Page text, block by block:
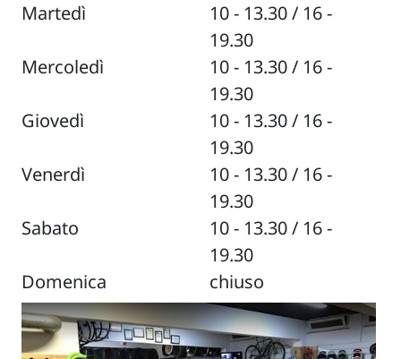
Martedì
10 - 13.30 / 16 -
19.30
Mercoledì
10 - 13.30 / 16 -
19.30
Giovedì
10 - 13.30 / 16 -
19.30
Venerdì
10 - 13.30 / 16 -
19.30
Sabato
10 - 13.30 / 16 -
19.30
Domenica
chiuso